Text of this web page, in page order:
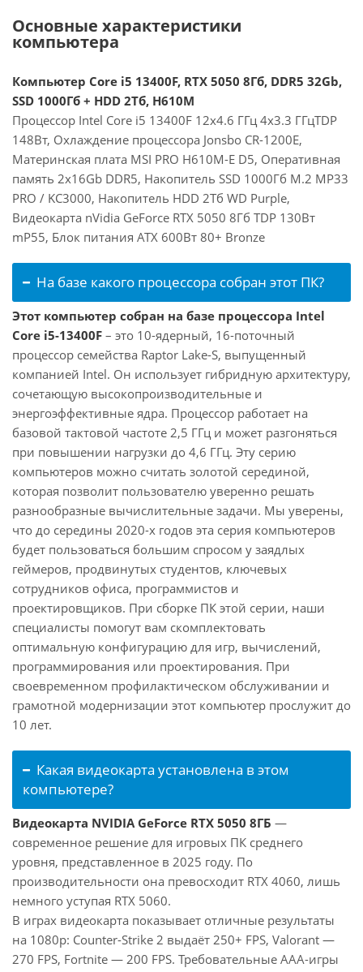
Основные характеристики
компьютера
Компьютер Core i5 13400F, RTX 5050 8Гб, DDR5 32Gb,
SSD 1000Гб + HDD 2Тб, H610M
Процессор Intel Core i5 13400F 12x4.6 ГГц 4x3.3 ГГцTDP
148Вт, Охлаждение процессора Jonsbo CR-1200E,
Материнская плата MSI PRO H610M-E D5, Оперативная
память 2x16Gb DDR5, Накопитель SSD 1000Гб M.2 MP33
PRO / KC3000, Накопитель HDD 2Тб WD Purple,
Видеокарта nVidia GeForce RTX 5050 8Гб TDP 130Вт
mP55, Блок питания ATX 600Вт 80+ Bronze
На базе какого процессора собран этот ПК?
Этот компьютер собран на базе процессора Intel
Core i5-13400F – это 10-ядерный, 16-поточный
процессор семейства Raptor Lake-S, выпущенный
компанией Intel. Он использует гибридную архитектуру,
сочетающую высокопроизводительные и
энергоэффективные ядра. Процессор работает на
базовой тактовой частоте 2,5 ГГц и может разгоняться
при повышении нагрузки до 4,6 ГГц. Эту серию
компьютеров можно считать золотой серединой,
которая позволит пользователю уверенно решать
разнообразные вычислительные задачи. Мы уверены,
что до середины 2020-х годов эта серия компьютеров
будет пользоваться большим спросом у заядлых
геймеров, продвинутых студентов, ключевых
сотрудников офиса, программистов и
проектировщиков. При сборке ПК этой серии, наши
специалисты помогут вам скомплектовать
оптимальную конфигурацию для игр, вычислений,
программирования или проектирования. При
своевременном профилактическом обслуживании и
грамотной модернизации этот компьютер прослужит до
10 лет.
Какая видеокарта установлена в этом
компьютере?
Видеокарта NVIDIA GeForce RTX 5050 8ГБ —
современное решение для игровых ПК среднего
уровня, представленное в 2025 году. По
производительности она превосходит RTX 4060, лишь
немного уступая RTX 5060.
В играх видеокарта показывает отличные результаты
на 1080p: Counter-Strike 2 выдаёт 250+ FPS, Valorant —
270 FPS, Fortnite — 200 FPS. Требовательные AAA-игры